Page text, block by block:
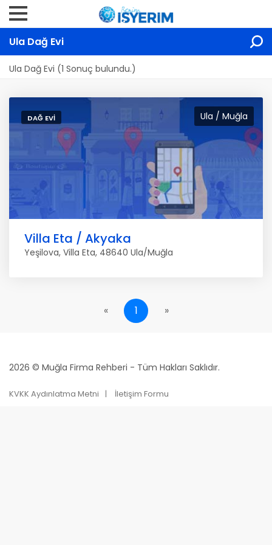
Ula Dağ Evi
Ula Dağ Evi (1 Sonuç bulundu.)
Ula / Muğla
DAĞ EVI
Villa Eta / Akyaka
Yeşilova, Villa Eta, 48640 Ula/Muğla
« 1 »
2026 © Muğla Firma Rehberi - Tüm Hakları Saklıdır.
KVKK Aydınlatma Metni İletişim Formu